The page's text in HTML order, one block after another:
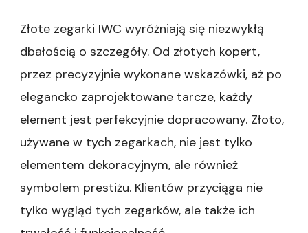
Złote zegarki IWC wyróżniają się niezwykłą
dbałością o szczegóły. Od złotych kopert,
przez precyzyjnie wykonane wskazówki, aż po
elegancko zaprojektowane tarcze, każdy
element jest perfekcyjnie dopracowany. Złoto,
używane w tych zegarkach, nie jest tylko
elementem dekoracyjnym, ale również
symbolem prestiżu. Klientów przyciąga nie
tylko wygląd tych zegarków, ale także ich